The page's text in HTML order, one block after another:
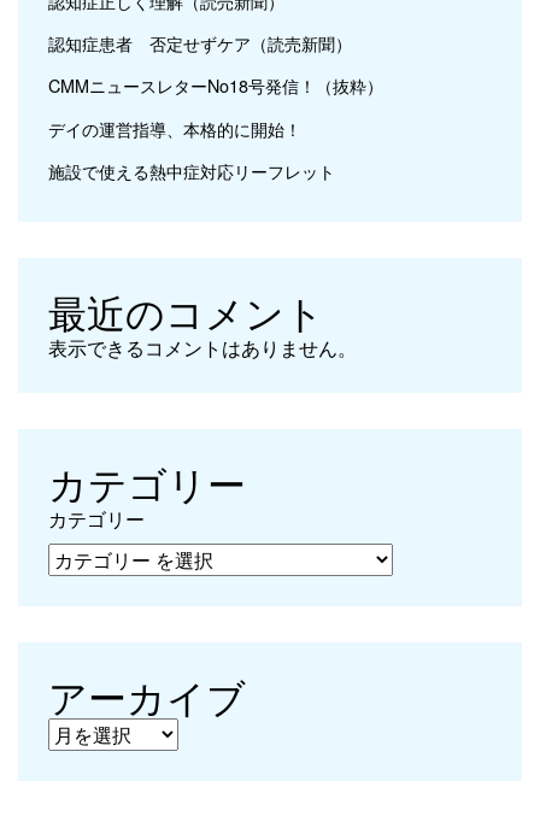
認知症患者 否定せずケア（読売新聞）
CMMニュースレターNo18号発信！（抜粋）
デイの運営指導、本格的に開始！
施設で使える熱中症対応リーフレット
最近のコメント
表示できるコメントはありません。
カテゴリー
カテゴリー
アーカイブ
アーカイブ